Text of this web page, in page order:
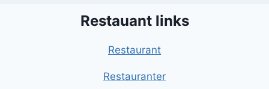
Restauant links
Restaurant
Restauranter